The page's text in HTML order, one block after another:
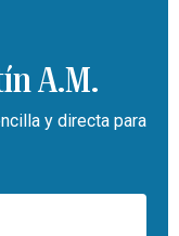
A.M.
y directa para